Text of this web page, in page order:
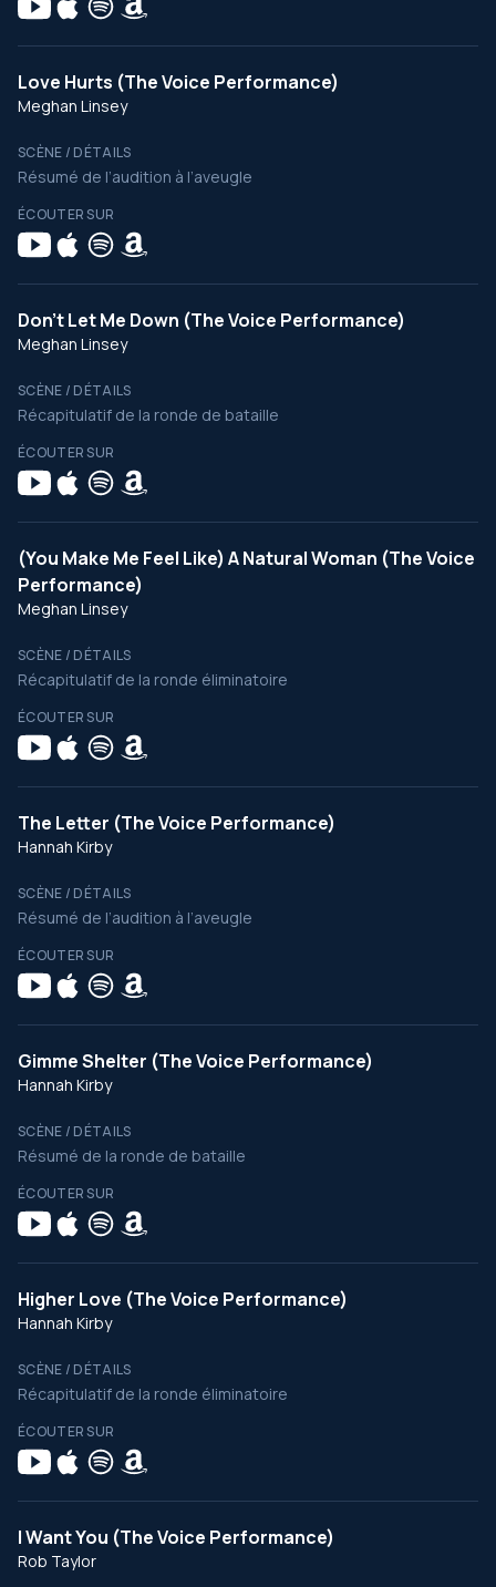
Love Hurts (The Voice Performance)
Meghan Linsey
SCÈNE / DÉTAILS
Résumé de l’audition à l’aveugle
ÉCOUTER SUR
Don’t Let Me Down (The Voice Performance)
Meghan Linsey
SCÈNE / DÉTAILS
Récapitulatif de la ronde de bataille
ÉCOUTER SUR
(You Make Me Feel Like) A Natural Woman (The Voice
Performance)
Meghan Linsey
SCÈNE / DÉTAILS
Récapitulatif de la ronde éliminatoire
ÉCOUTER SUR
The Letter (The Voice Performance)
Hannah Kirby
SCÈNE / DÉTAILS
Résumé de l’audition à l’aveugle
ÉCOUTER SUR
Gimme Shelter (The Voice Performance)
Hannah Kirby
SCÈNE / DÉTAILS
Résumé de la ronde de bataille
ÉCOUTER SUR
Higher Love (The Voice Performance)
Hannah Kirby
SCÈNE / DÉTAILS
Récapitulatif de la ronde éliminatoire
ÉCOUTER SUR
I Want You (The Voice Performance)
Rob Taylor